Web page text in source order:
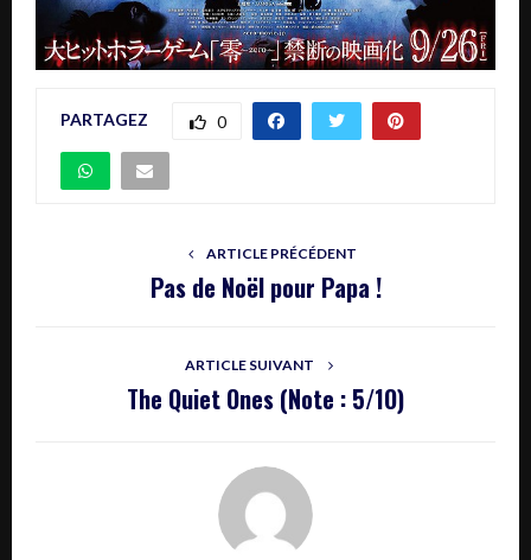
PARTAGEZ 0
ARTICLE PRÉCÉDENT
Pas de Noël pour Papa !
ARTICLE SUIVANT
The Quiet Ones (Note : 5/1O)